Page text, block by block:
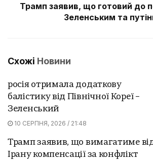
Трамп заявив, що готовий до
Зеленським та
Схожі Новини
росія отримала додаткову
балістику від Північної Кореї –
Зеленський
10 СЕРПНЯ, 2026 / 21:48
Трамп заявив, що вимагатиме
Ірану компенсації за конфлікт